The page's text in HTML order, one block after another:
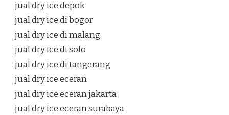
jual dry ice depok
jual dry ice di bogor
jual dry ice di malang
jual dry ice di solo
jual dry ice di tangerang
jual dry ice eceran
jual dry ice eceran jakarta
jual dry ice eceran surabaya